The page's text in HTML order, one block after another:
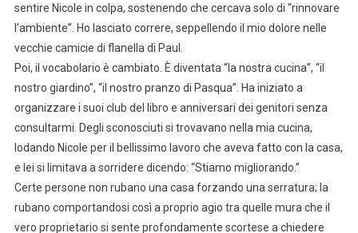
sentire Nicole in colpa, sostenendo che cercava solo di “rinnovare
l’ambiente”. Ho lasciato correre, seppellendo il mio dolore nelle
vecchie camicie di flanella di Paul.
Poi, il vocabolario è cambiato. È diventata “la nostra cucina”, “il
nostro giardino”, “il nostro pranzo di Pasqua”. Ha iniziato a
organizzare i suoi club del libro e anniversari dei genitori senza
consultarmi. Degli sconosciuti si trovavano nella mia cucina,
lodando Nicole per il bellissimo lavoro che aveva fatto con la casa,
e lei si limitava a sorridere dicendo: “Stiamo migliorando.”
Certe persone non rubano una casa forzando una serratura; la
rubano comportandosi così a proprio agio tra quelle mura che il
vero proprietario si sente profondamente scortese a chiedere